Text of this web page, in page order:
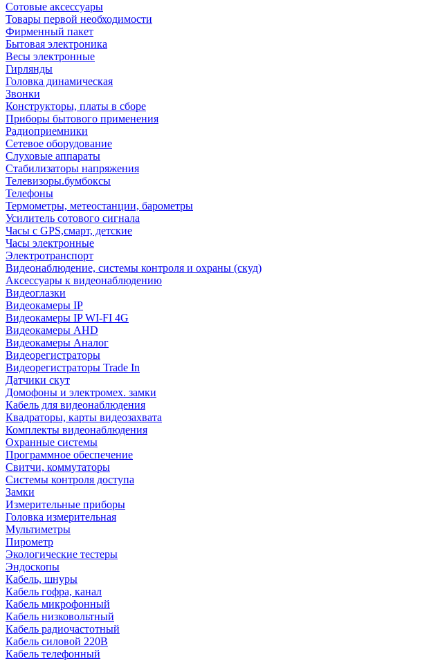
Сотовые аксессуары
Товары первой необходимости
Фирменный пакет
Бытовая электроника
Весы электронные
Гирлянды
Головка динамическая
Звонки
Конструкторы, платы в сборе
Приборы бытового применения
Радиоприемники
Сетевое оборудование
Слуховые аппараты
Стабилизаторы напряжения
Телевизоры.бумбоксы
Телефоны
Термометры, метеостанции, барометры
Усилитель сотового сигнала
Часы с GPS,смарт, детские
Часы электронные
Электротранспорт
Видеонаблюдение, системы контроля и охраны (скуд)
Аксессуары к видеонаблюдению
Видеоглазки
Видеокамеры IP
Видеокамеры IP WI-FI 4G
Видеокамеры AHD
Видеокамеры Аналог
Видеорегистраторы
Видеорегистраторы Trade In
Датчики скут
Домофоны и электромех. замки
Кабель для видеонаблюдения
Квадраторы, карты видеозахвата
Комплекты видеонаблюдения
Охранные системы
Программное обеспечение
Свитчи, коммутаторы
Системы контроля доступа
Замки
Измерительные приборы
Головка измерительная
Мультиметры
Пирометр
Экологические тестеры
Эндоскопы
Кабель, шнуры
Кабель гофра, канал
Кабель микрофонный
Кабель низковольтный
Кабель радиочастотный
Кабель силовой 220В
Кабель телефонный